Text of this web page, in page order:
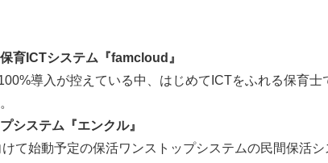
育ICTシステム『famcloud』
導入が控えている中、はじめてICTをふれる保育士
システム『エンクル』
て始動予定の保活ワンストップシステムの民間保活シ